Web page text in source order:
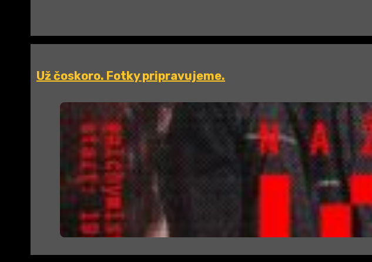
Už čoskoro. Fotky pripravujeme.